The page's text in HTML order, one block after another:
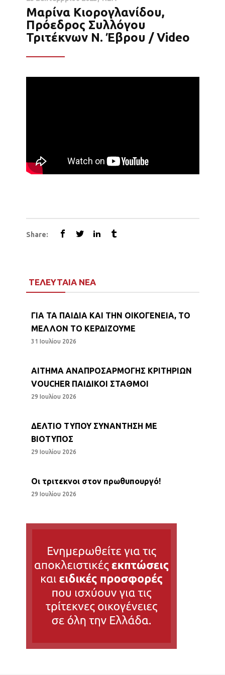
Μαρίνα Κιορογλανίδου,
Πρόεδρος Συλλόγου
Τριτέκνων Ν. Έβρου / Video
Share:
ΤΕΛΕΥΤΑΙΑ ΝΕΑ
ΓΙΑ ΤΑ ΠΑΙΔΙΑ ΚΑΙ ΤΗΝ ΟΙΚΟΓΕΝΕΙΑ, ΤΟ
ΜΕΛΛΟΝ ΤΟ ΚΕΡΔΙΖΟΥΜΕ
31 Ιουλίου 2026
ΑΙΤΗΜΑ ΑΝΑΠΡΟΣΑΡΜΟΓΗΣ ΚΡΙΤΗΡΙΩΝ
VOUCHER ΠΑΙΔΙΚΟΙ ΣΤΑΘΜΟΙ
29 Ιουλίου 2026
ΔΕΛΤΙΟ ΤΥΠΟΥ ΣΥΝΑΝΤΗΣΗ ΜΕ
ΒΙΟΤΥΠΟΣ
29 Ιουλίου 2026
Οι τριτεκνοι στον πρωθυπουργό!
29 Ιουλίου 2026